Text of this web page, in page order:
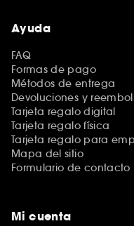
Ayuda
FAQ
Formas de pago
Métodos de entrega
Devoluciones y
Tarjeta regalo digital
Tarjeta regalo física
Tarjeta regalo para
Mapa del sitio
Formulario de contacto
Mi cuenta